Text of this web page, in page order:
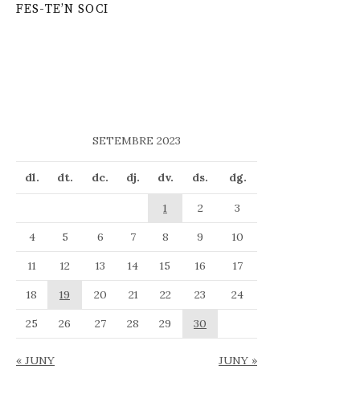
FES-TE’N SOCI
SETEMBRE 2023
dl. dt. dc. dj. dv. ds. dg.
« JUNY JUNY »
1 2
3
4
5 6 7 8 9
10
11
12 13 14 15 16
17
18
19 20 21 22 23
24
25
26 27 28 29 30